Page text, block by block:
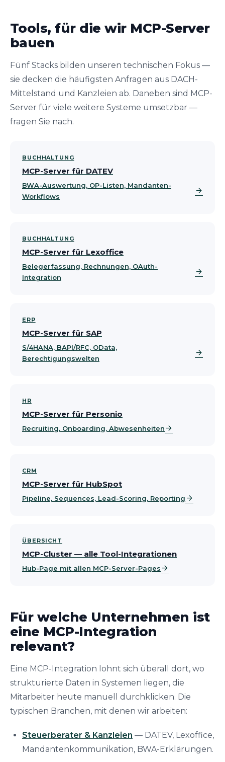
Tools, für die wir MCP-Server
bauen
Fünf Stacks bilden unseren technischen Fokus —
sie decken die häufigsten Anfragen aus DACH-
Mittelstand und Kanzleien ab. Daneben sind MCP-
Server für viele weitere Systeme umsetzbar —
fragen Sie nach.
BUCHHALTUNG
MCP-Server für DATEV
BWA-Auswertung, OP-Listen, Mandanten-
Workflows
arrow_forward
BUCHHALTUNG
MCP-Server für Lexoffice
Belegerfassung, Rechnungen, OAuth-
Integration
arrow_forward
ERP
MCP-Server für SAP
S/4HANA, BAPI/RFC, OData,
Berechtigungswelten
arrow_forward
HR
MCP-Server für Personio
Recruiting, Onboarding, Abwesenheiten arrow_forward
CRM
MCP-Server für HubSpot
Pipeline, Sequences, Lead-Scoring, Reporting arrow_forward
ÜBERSICHT
MCP-Cluster — alle Tool-Integrationen
Hub-Page mit allen MCP-Server-Pages arrow_forward
Für welche Unternehmen ist
eine MCP-Integration
relevant?
Eine MCP-Integration lohnt sich überall dort, wo
strukturierte Daten in Systemen liegen, die
Mitarbeiter heute manuell durchklicken. Die
typischen Branchen, mit denen wir arbeiten:
Steuerberater & Kanzleien — DATEV, Lexoffice,
Mandantenkommunikation, BWA-Erklärungen.